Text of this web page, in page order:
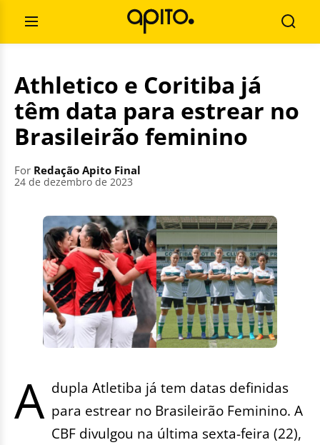
contentOpen
Menu
for:
Athletico e Coritiba já
têm data para estrear no
Brasileirão feminino
For Redação Apito Final
24 de dezembro de 2023
A dupla Atletiba já tem datas definidas
para estrear no Brasileirão Feminino. A
CBF divulgou na última sexta-feira (22),